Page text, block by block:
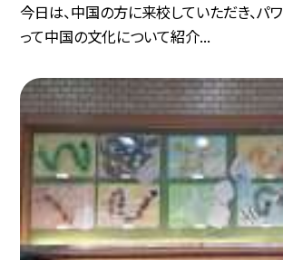
今日は、中国の方に来校していただき、パ
って中国の文化について紹介...